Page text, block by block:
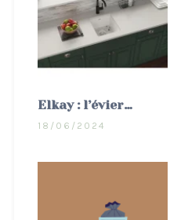
Elkay : l’évier…
18/06/2024